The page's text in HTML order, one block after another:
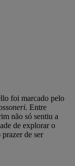
foi marcado pelo
. Entre
não só sentiu a
de explorar o
de ser